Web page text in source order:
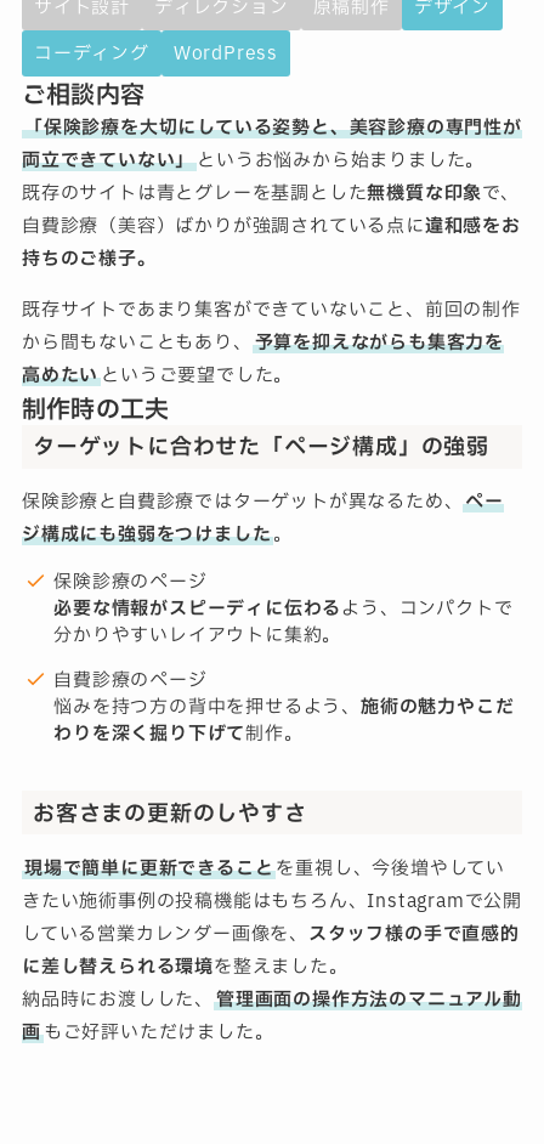
サイト設計 ディレクション 原稿制作 デザイン
コーディング WordPress
ご相談内容
「保険診療を大切にしている姿勢と、美容診療の専門性が
両立できていない」 というお悩みから始まりました。
既存のサイトは青とグレーを基調とした無機質な印象 で、
自費診療（美容）ばかりが強調されている点に違和感をお
持ちのご様子。
既存サイトであまり集客ができていないこと、前回の制作
から間もないこともあり、
予算を抑えながらも集客力を
高めたい というご要望でした。
制作時の工夫
ターゲットに合わせた「ページ構成」の強弱
保険診療と自費診療ではターゲットが異なるため、ペー
ジ構成にも強弱をつけました。
保険診療のページ
必要な情報がスピーディに伝わる よう、コンパクトで
分かりやすいレイアウトに集約。
自費診療のページ
悩みを持つ方の背中を押せるよう、 施術の魅力やこだ
わりを深く掘り下げて制作。
お客さまの更新のしやすさ
現場で簡単に更新できることを重視し、今後増やしてい
きたい施術事例の投稿機能はもちろん、Instagramで公開
している営業カレンダー画像を、
スタッフ様の手で直感的
に差し替えられる環境を整えました。
納品時にお渡しした、
管理画面の操作方法のマニュアル動
画もご好評いただけました。